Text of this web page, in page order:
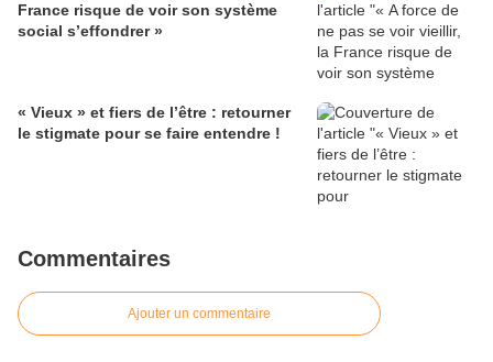
France risque de voir son système
social s’effondrer »
« Vieux » et fiers de l’être : retourner
le stigmate pour se faire entendre !
Commentaires
Ajouter un commentaire